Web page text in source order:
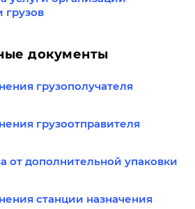
грузов
документы
грузополучателя
грузоотправителя
от дополнительной упаковки
станции назначения